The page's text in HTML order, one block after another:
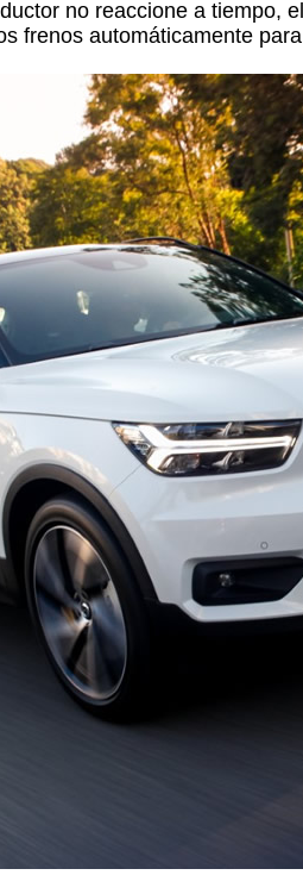
no reaccione a tiempo,
frenos automáticamente